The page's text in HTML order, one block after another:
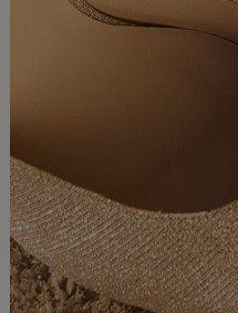
Neckline
ON THE BACK
AMERICAN
SQUARE
BOAT NECKLINE
WRAP NECKLINE
V-NECKLINE